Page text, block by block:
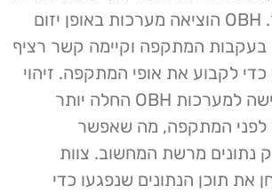
למתקפת הסייבר. OBH הוציאה מערכות באופן יזום
בעקבות המתקפה וקיימה קשר רציף
כדי לקבוע את אופי המתקפה. זיהוי
פלילי חשף כי הגישה למערכות OBH החלה יותר
לפני המתקפה, מה שאפשר
נתונים מרשת המחשוב. צוות
את תוכן הנתונים שנפגעו כדי